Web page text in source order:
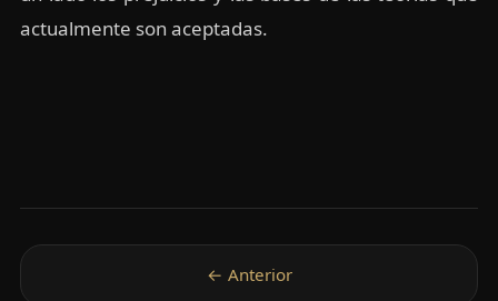
actualmente son aceptadas.